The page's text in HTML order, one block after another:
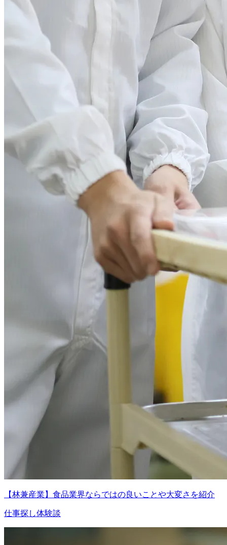
【林兼産業】食品業界ならではの良いことや大変さを紹介
仕事探し体験談